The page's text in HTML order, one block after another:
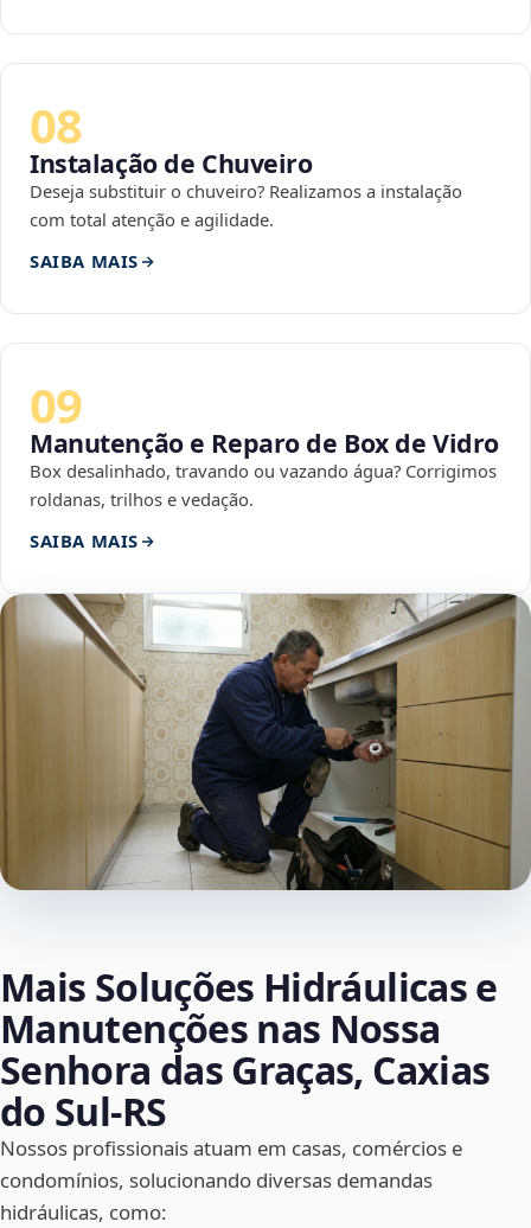
08
Instalação de Chuveiro
Deseja substituir o chuveiro? Realizamos a instalação
com total atenção e agilidade.
SAIBA MAIS
09
Manutenção e Reparo de Box de Vidro
Box desalinhado, travando ou vazando água? Corrigimos
roldanas, trilhos e vedação.
SAIBA MAIS
Mais Soluções Hidráulicas e
Manutenções nas Nossa
Senhora das Graças, Caxias
do Sul‑RS
Nossos profissionais atuam em casas, comércios e
condomínios, solucionando diversas demandas
hidráulicas, como: